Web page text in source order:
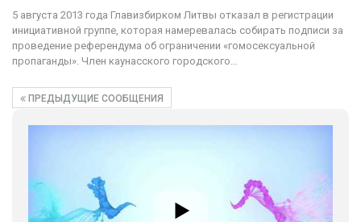
5 августа 2013 года Главизбирком Литвы отказал в регистрации
инициативной группе, которая намеревалась собирать подписи за
проведение референдума об ограничении «гомосексуальной
пропаганды». Член каунасского городского…
ПРЕДЫДУЩИЕ СООБЩЕНИЯ